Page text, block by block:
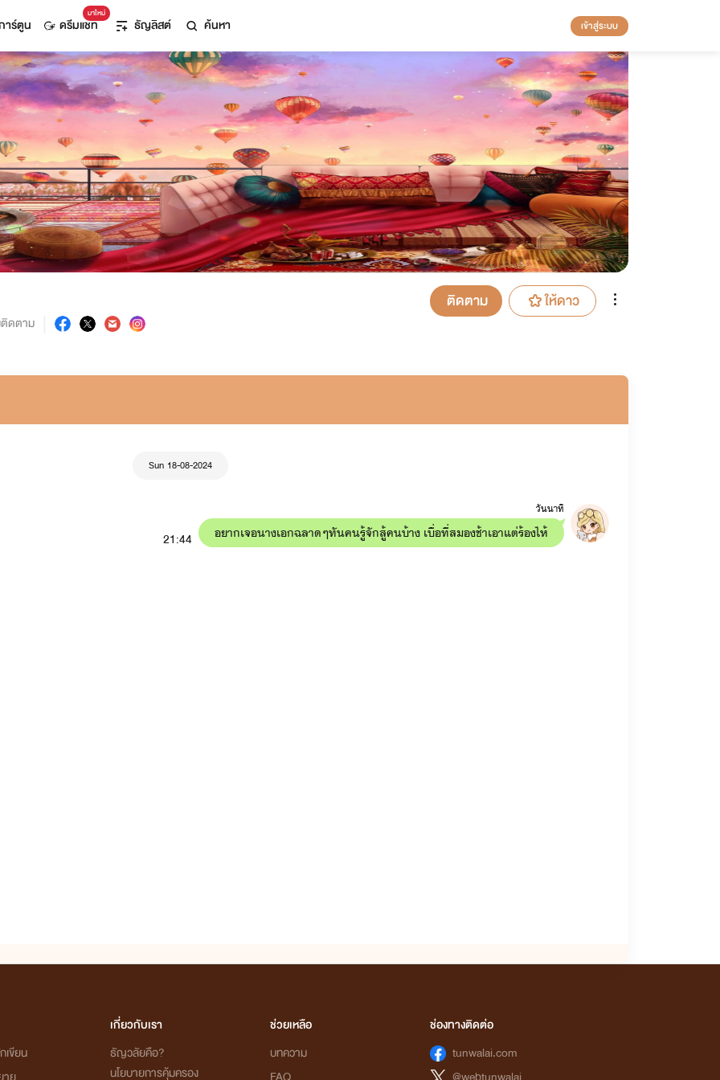
าร์ตูน
มาใหม่
ดรีมแชท ธัญลิสต์ ค้นหา เข้าสู่ระบบ
ดตาม
ติดตาม ให้ดาว
Sun 18-08-2024
วันนาทิ
21:44 อยากเจอนางเอกฉลาดๆทันคนรู้จักสู้คนบ้าง เบื่อที่สมองช้าเอาแต่ร้องไห้
เขียน
เกี่ยวกับเรา
ธัญวลัยคือ?
นโยบายการคุ้มครอง
ช่วยเหลือ
บทความ
ช่องทางติดต่อ
tunwalai.com